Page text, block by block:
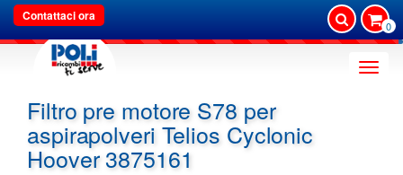
Contattaci ora
0
Toggle
Filtro pre motore S78 per
aspirapolveri Telios Cyclonic
Hoover 3875161